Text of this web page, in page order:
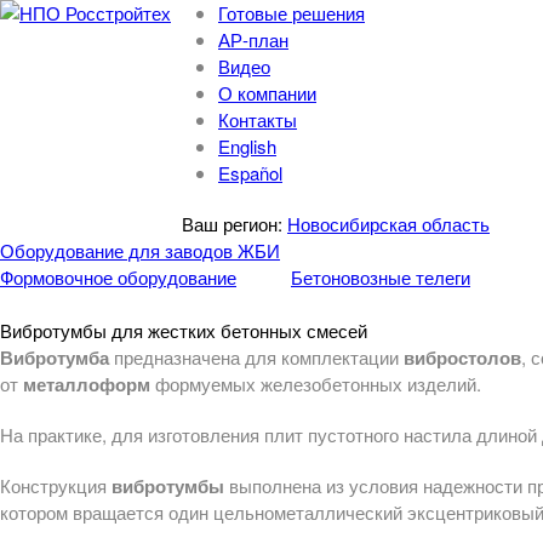
Готовые решения
АР-план
Видео
О компании
Контакты
English
Español
Ваш регион: Новосибирская область
Оборудование для заводов ЖБИ
Формовочное оборудование
Бетоновозные телеги
Вибротумбы для жестких бетонных смесей
Вибротумбапредназначена для комплектации вибростолов,
от металлоформ формуемых железобетонных изделий.
На практике, для изготовления плит пустотного настила длиной
Конструкция вибротумбы выполнена из условия надежности
котором вращается один цельнометаллический